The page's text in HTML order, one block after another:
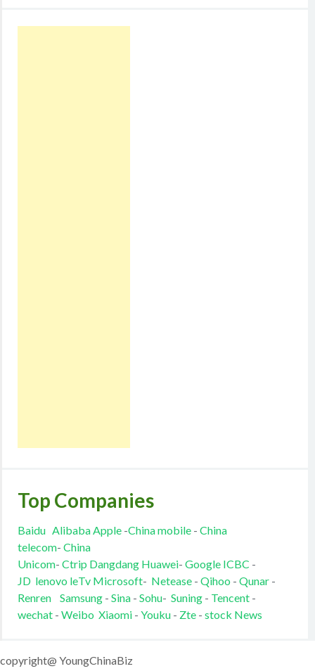
Top Companies
Baidu AlibabaApple -China mobile -China
telecom-China
Unicom-Ctrip Dangdang Huawei-Google ICBC -
JD lenovo leTv Microsoft- Netease -Qihoo -Qunar -
Renren
Samsung -Sina -Sohu-Suning - Tencent -
wechat -Weibo Xiaomi -Youku - Zte -stock News
copyright@ YoungChinaBiz